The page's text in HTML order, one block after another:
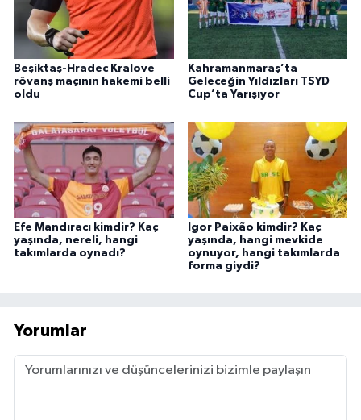
Beşiktaş-Hradec Kralove
rövanş maçının hakemi belli
oldu
Kahramanmaraş’ta
Geleceğin Yıldızları TSYD
Cup’ta Yarışıyor
Efe Mandıracı kimdir? Kaç
yaşında, nereli, hangi
takımlarda oynadı?
Igor Paixão kimdir? Kaç
yaşında, hangi mevkide
oynuyor, hangi takımlarda
forma giydi?
Yorumlar